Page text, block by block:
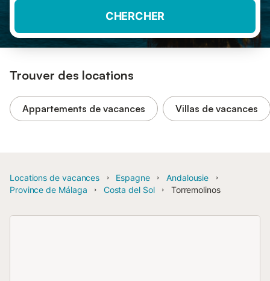
CHERCHER
Trouver des locations
Appartements de vacances Villas de vacances
Locations de vacances Espagne
Andalousie
Province de Málaga
Costa del Sol Torremolinos